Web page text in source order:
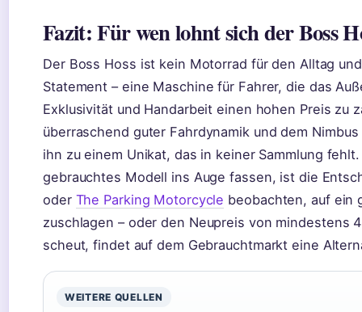
Fazit: Für wen lohnt sich der Boss
Der Boss Hoss ist kein Motorrad für den Alltag
Statement – eine Maschine für Fahrer, die das
Exklusivität und Handarbeit einen hohen Preis zu
überraschend guter Fahrdynamik und dem
ihn zu einem Unikat, das in keiner Sammlung
gebrauchtes Modell ins Auge fassen, ist die
oder The Parking Motorcycle beobachten, auf ein
zuschlagen – oder den Neupreis von mindestens
scheut, findet auf dem Gebrauchtmarkt eine
WEITERE QUELLEN